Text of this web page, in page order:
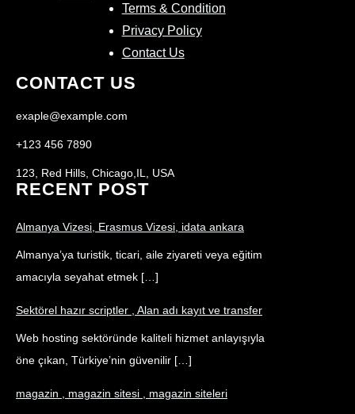
Terms & Condition
Privacy Policy
Contact Us
CONTACT US
exaple@example.com
+123 456 7890
123, Red Hills, Chicago,IL, USA
RECENT POST
Almanya Vizesi, Erasmus Vizesi, idata ankara
Almanya’ya turistik, ticari, aile ziyareti veya eğitim
amacıyla seyahat etmek […]
Sektörel hazır scriptler , Alan adı kayıt ve transfer
Web hosting sektöründe kaliteli hizmet anlayışıyla
öne çıkan, Türkiye’nin güvenilir […]
magazin , magazin sitesi , magazin siteleri